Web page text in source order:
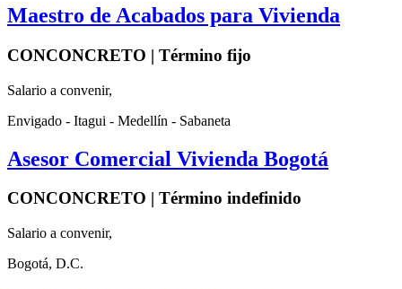
Maestro de Acabados para Vivienda
CONCONCRETO | Término fijo
Salario a convenir,
Envigado - Itagui - Medellín - Sabaneta
Asesor Comercial Vivienda Bogotá
CONCONCRETO | Término indefinido
Salario a convenir,
Bogotá, D.C.